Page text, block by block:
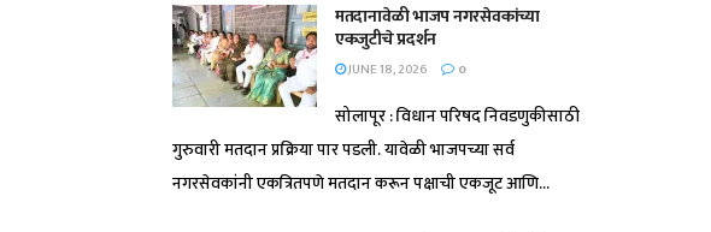
मतदानावेळी भाजप नगरसेवकांच्या
एकजुटीचे प्रदर्शन
JUNE 18, 2026 0
सोलापूर : विधान परिषद निवडणुकीसाठी
गुरुवारी मतदान प्रक्रिया पार पडली. यावेळी भाजपच्या सर्व
नगरसेवकांनी एकत्रितपणे मतदान करून पक्षाची एकजूट आणि...